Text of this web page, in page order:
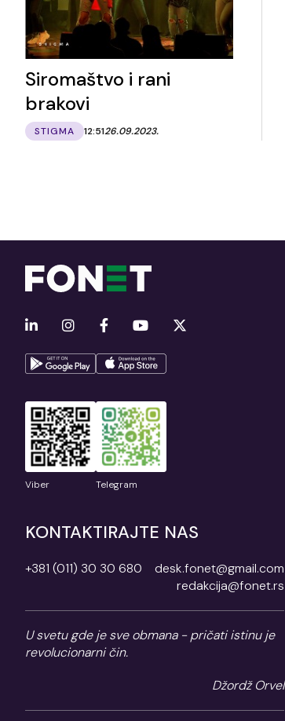
Siromaštvo i rani
brakovi
STIGMA 12:5126.09.2023.
Viber Telegram
KONTAKTIRAJTE NAS
+381 (011) 30 30 680
desk.fonet@gmail.com
redakcija@fonet.rs
U svetu gde je sve obmana - pričati istinu je
revolucionarni čin.
Džordž Orvel